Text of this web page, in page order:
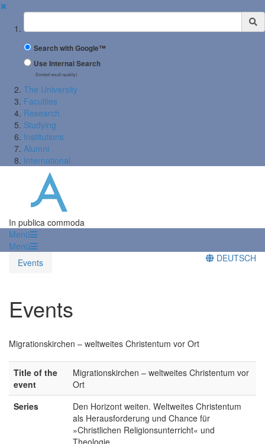
✖
Suchbegriff
Search with Google™
Use Internal Search
(limited result quality)
The University
Faculties
Research
Studying
Institutions
Alumni
International
In publica commoda
Menü
Menü
Events
DEUTSCH
Events
Migrationskirchen – weltweites Christentum vor Ort
Title of the
event
Migrationskirchen – weltweites Christentum vor
Ort
Series
Den Horizont weiten. Weltweites Christentum
als Herausforderung und Chance für
»Christlichen Religionsunterricht« und
Theologie